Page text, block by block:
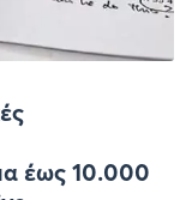
έως 10.000